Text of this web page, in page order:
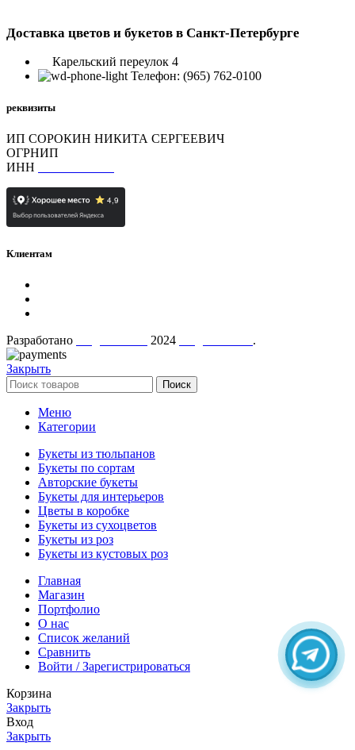
Доставка цветов и букетов в Санкт-Петербурге
Карельский переулок 4
Телефон: (965) 762-0100
реквизиты
ИП СОРОКИН НИКИТА СЕРГЕЕВИЧ
ОГРНИП
ИНН
Клиентам
Разработано
2024 .
Закрыть
Поиск
Меню
Категории
Букеты из тюльпанов
Букеты по сортам
Авторские букеты
Букеты для интерьеров
Цветы в коробке
Букеты из сухоцветов
Букеты из роз
Букеты из кустовых роз
Главная
Магазин
Портфолио
О нас
Список желаний
Сравнить
Войти / Зарегистрироваться
Корзина
Закрыть
Вход
Закрыть